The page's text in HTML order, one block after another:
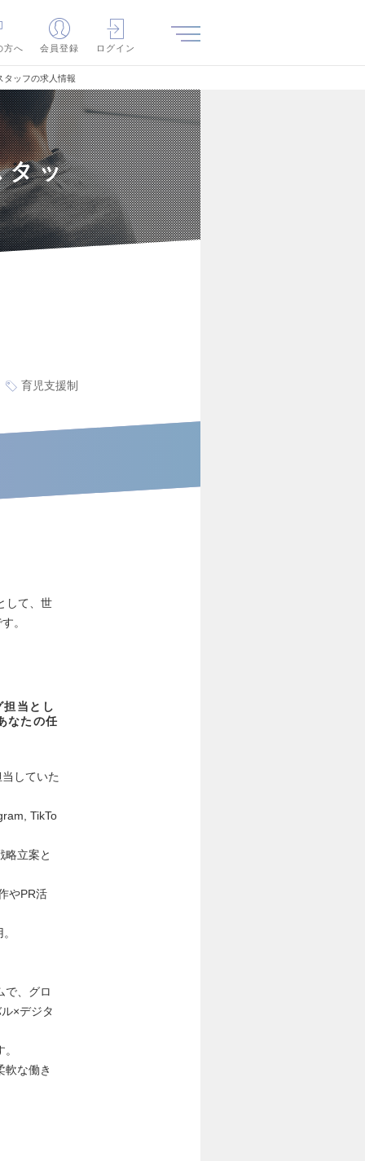
方へ 会員登録 ログイン
タッフの求人情報
タッ
育児支援制
して、世
。
当とし
なたの任
していた
TikTo
略立案と
やPR活
で、グロ
×デジタ
軟な働き